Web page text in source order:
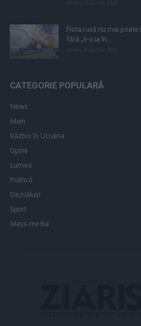
Flota rusă nu mai
fără „s-o ia în...
CATEGORIE POPULARĂ
News
Main
Război în Ucraina
Opinii
Lumea
Politică
Dezvăluiri
Sport
Mass-media